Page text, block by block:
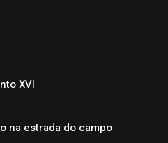
XVI
na estrada do campo